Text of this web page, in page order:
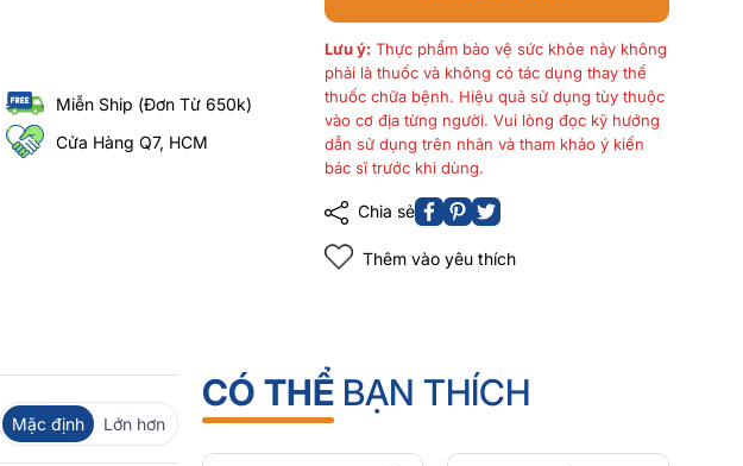
Miễn Ship (Đơn Từ 650k)
Cửa Hàng Q7, HCM
Lưu ý:Thực phẩm bảo vệ sức khỏe này không
phải là thuốc và không có tác dụng thay thế
thuốc chữa bệnh. Hiệu quả sử dụng tùy thuộc
vào cơ địa từng người. Vui lòng đọc kỹ hướng
dẫn sử dụng trên nhãn và tham khảo ý kiến
bác sĩ trước khi dùng.
Chia sẻ
Thêm vào yêu thích
Mặc định Lớn hơn
CÓ THỂBẠN THÍCH